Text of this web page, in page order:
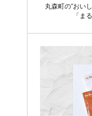
丸森町の“おい
「ま